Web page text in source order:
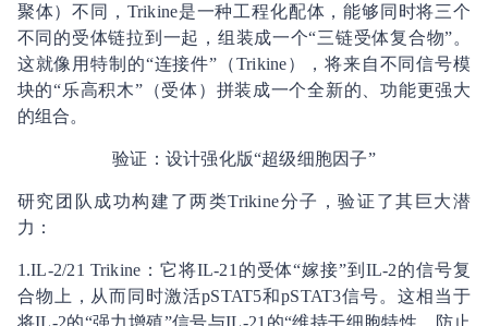
聚体）不同，Trikine是一种工程化配体，能够同时将三个
不同的受体链拉到一起，组装成一个“三链受体复合物”。
这就像用特制的“连接件”（Trikine），将来自不同信号模
块的“乐高积木”（受体）拼装成一个全新的、功能更强大
的组合。
验证：设计强化版“超级细胞因子”
研究团队成功构建了两类Trikine分子，验证了其巨大潜
力：
1.IL-2/21 Trikine：它将IL-21的受体“嫁接”到IL-2的信号复
合物上，从而同时激活pSTAT5和pSTAT3信号。这相当于
将IL-2的“强力增殖”信号与IL-21的“维持干细胞特性、防止